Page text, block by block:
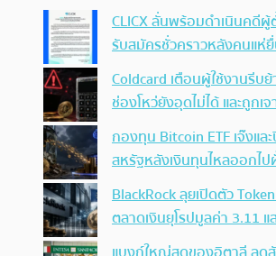
CLICX ลั่นพร้อมดำเนินคดี
รับสมัครชั่วคราวหลังคนแห่
Coldcard เตือนผู้ใช้งานรีบ
ช่องโหว่ยังอุดไม่ได้ และถูกเ
กองทุน Bitcoin ETF เจ๊งแล
สหรัฐหลังเงินทุนไหลออกไป
BlackRock ลุยเปิดตัว
ตลาดเงินยุโรปมูลค่า 3.11